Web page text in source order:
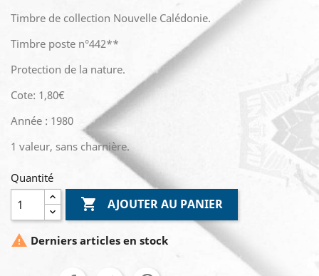
Timbre de collection Nouvelle Calédonie.
Timbre poste n°442**
Protection de la nature.
Cote: 1,80€
Année : 1980
1 valeur, sans charnière.
Quantité
 AJOUTER AU PANIER
 Derniers articles en stock